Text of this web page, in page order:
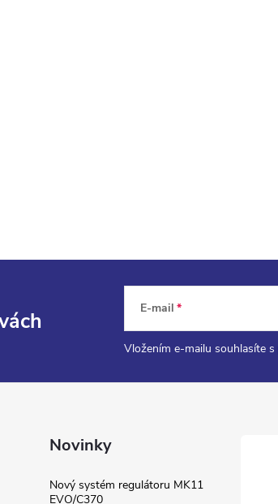
E-mail
Vložením e-mailu souhlasíte s
Novinky
Nový systém regulátoru MK11
EVO/C370